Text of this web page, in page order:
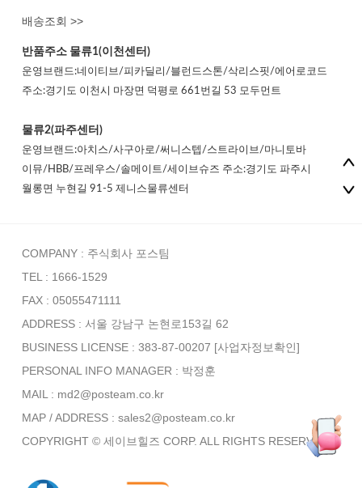
배송조회 >>
반품주소 물류1(이천센터)
운영브랜드:네이티브/피카딜리/블런드스톤/삭리스핏/에어로코드
주소:경기도 이천시 마장면 덕평로 661번길 53 모두먼트
물류2(파주센터)
운영브랜드:아치스/사구아로/써니스텝/스트라이브/마니토바
이뮤/HBB/프레우스/솔메이트/세이브슈즈 주소:경기도 파주시
월롱면 누현길 91-5 제니스물류센터
COMPANY : 주식회사 포스팀
TEL : 1666-1529
FAX : 05055471111
ADDRESS : 서울 강남구 논현로153길 62
BUSINESS LICENSE : 383-87-00207 [사업자정보확인]
PERSONAL INFO MANAGER : 박정훈
MAIL : md2@posteam.co.kr
MAP / ADDRESS : sales2@posteam.co.kr
COPYRIGHT © 세이브힐즈 CORP. ALL RIGHTS RESERVED.